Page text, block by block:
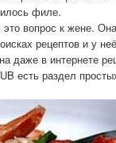
филе.
вопрос к жене.
рецептов и у
даже в интернете
есть раздел